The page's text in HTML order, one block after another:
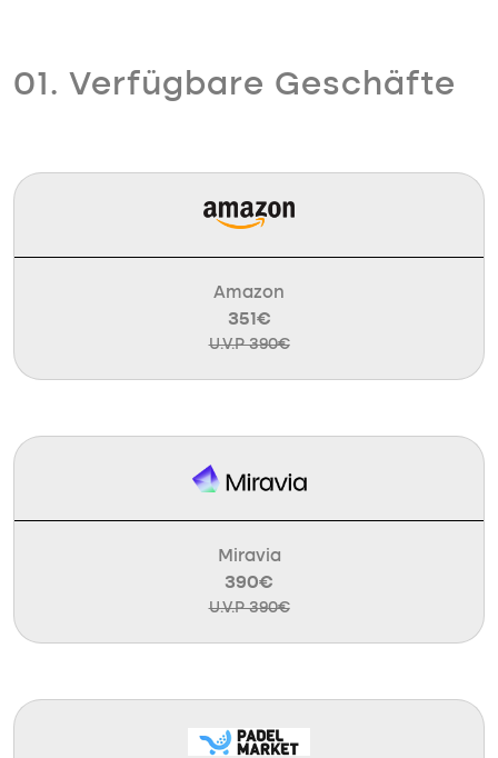
01. Verfügbare Geschäfte
Amazon
351€
U.V.P 390€
Miravia
390€
U.V.P 390€